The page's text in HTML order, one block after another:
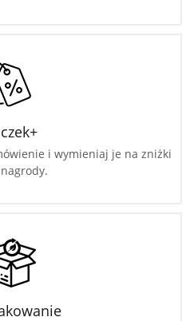
i wymieniaj je na zniżki